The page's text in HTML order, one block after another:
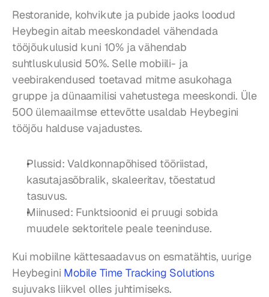
Restoranide, kohvikute ja pubide jaoks loodud
Heybegin aitab meeskondadel vähendada
tööjõukulusid kuni 10% ja vähendab
suhtluskulusid 50%. Selle mobiili- ja
veebirakendused toetavad mitme asukohaga
gruppe ja dünaamilisi vahetustega meeskondi. Üle
500 ülemaailmse ettevõtte usaldab Heybegini
tööjõu halduse vajadustes.
Plussid: Valdkonnapõhised tööriistad,
kasutajasõbralik, skaleeritav, tõestatud
tasuvus.
Miinused: Funktsioonid ei pruugi sobida
muudele sektoritele peale teeninduse.
Kui mobiilne kättesaadavus on esmatähtis, uurige
Heybegini Mobile Time Tracking Solutions
sujuvaks liikvel olles juhtimiseks.